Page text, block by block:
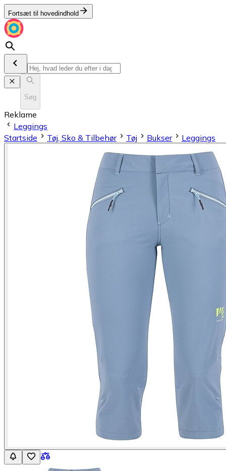
Fortsæt til hovedindhold
Søg
Reklame
Leggings
Startside
Tøj, Sko & Tilbehør Tøj Bukser Leggings